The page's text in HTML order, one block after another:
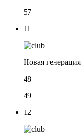
57
11
Новая генерация
48
49
12